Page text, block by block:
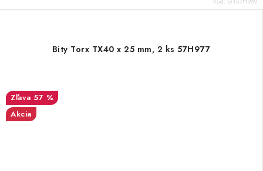
Bity Torx TX40 x 25 mm, 2 ks 57H977
57 %
Akcia